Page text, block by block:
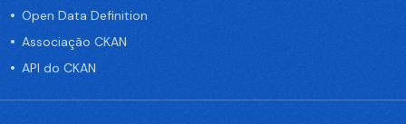
Open Data Definition
Associação CKAN
API do CKAN